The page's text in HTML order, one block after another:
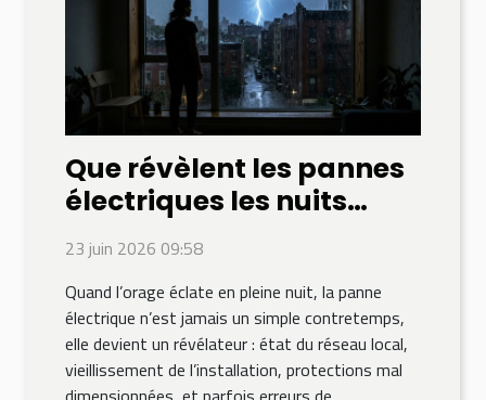
Que révèlent les pannes
électriques les nuits
d’orage ?
23 juin 2026 09:58
Quand l’orage éclate en pleine nuit, la panne
électrique n’est jamais un simple contretemps,
elle devient un révélateur : état du réseau local,
vieillissement de l’installation, protections mal